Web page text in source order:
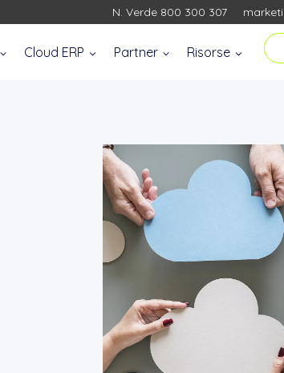
N. Verde 800 300 307
Cloud ERP Partner Risorse